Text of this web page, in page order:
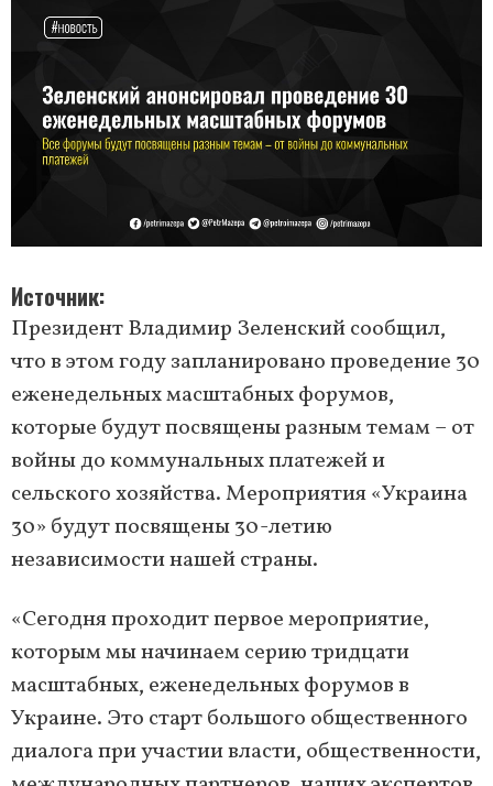
Источник
Президент Владимир Зеленский сообщил,
что в этом году запланировано проведение 30
еженедельных масштабных форумов,
которые будут посвящены разным темам – от
войны до коммунальных платежей и
сельского хозяйства. Мероприятия «Украина
30» будут посвящены 30-летию
независимости нашей страны.
«Сегодня проходит первое мероприятие,
которым мы начинаем серию тридцати
масштабных, еженедельных форумов в
Украине. Это старт большого общественного
диалога при участии власти, общественности,